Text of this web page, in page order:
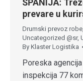
ŠPANIJA:
prevare u
Drumski prevoz robe,
Uncategorized @sr,
By Klaster Logistika
Poreska
inspekcija 77